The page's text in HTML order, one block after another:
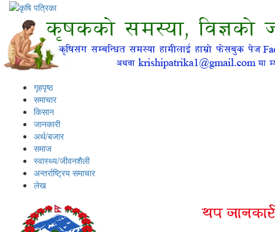
गृहपृष्ठ
समाचार
किसान
जानकारी
अर्थ/बजार
समाज
स्वास्थ्य/जीवनशैली
अन्तर्राष्ट्रिय समाचार
लेख